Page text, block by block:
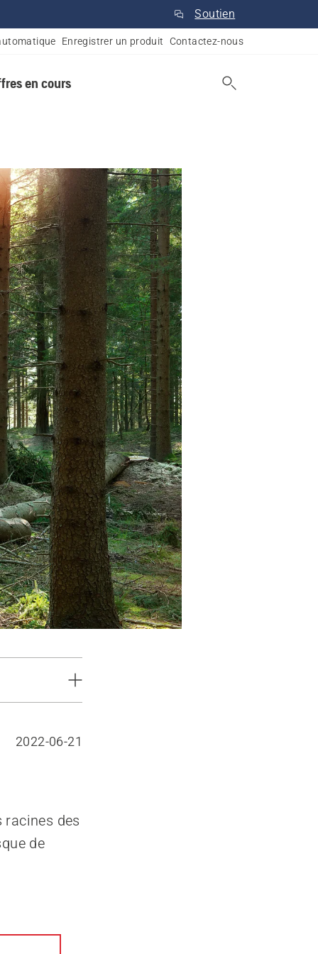
Soutien
Enregistrer un produit Contactez-nous
en cours
2022-06-21
racines des
de